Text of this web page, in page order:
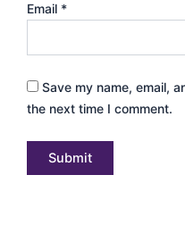
Email *
Save my name, email,
the next time I comment.